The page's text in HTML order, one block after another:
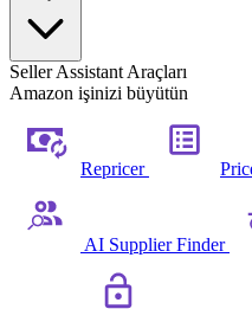
Seller Assistant Araçları
Amazon işinizi büyütün
Repricer
AI Supplier Finder